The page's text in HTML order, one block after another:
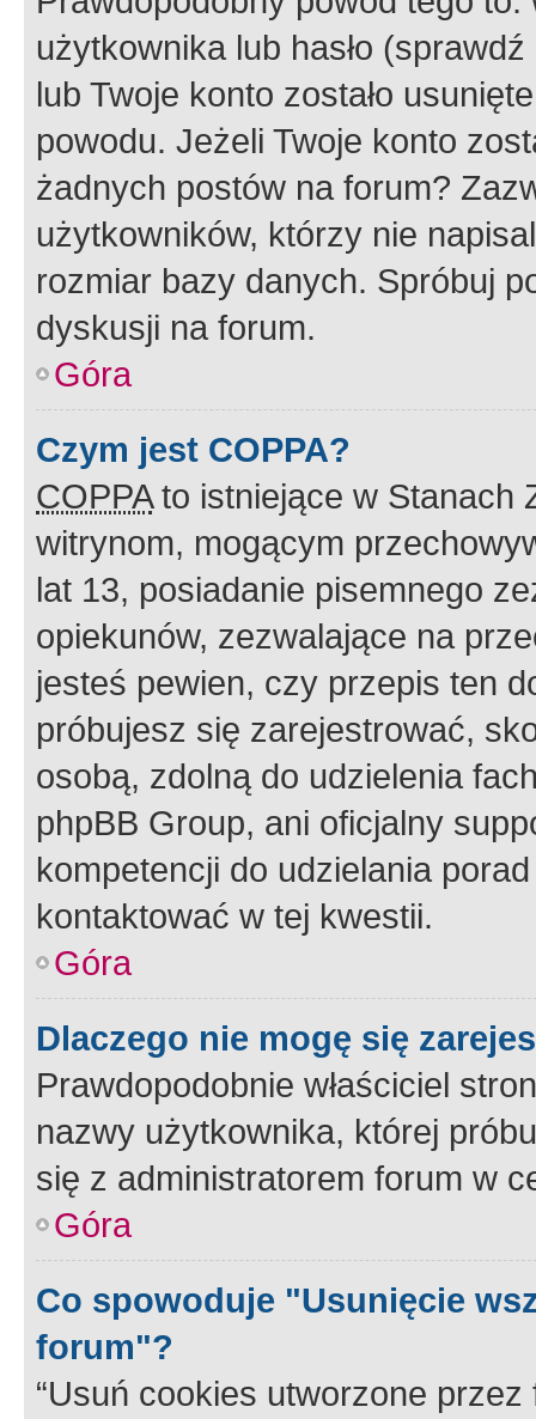
użytkownika lub hasło
lub Twoje konto zostało
powodu. Jeżeli Twoje konto
żadnych postów na forum?
użytkowników, którzy nie
rozmiar bazy danych. Spróbuj
dyskusji na forum.
Góra
Czym jest COPPA?
COPPAto istniejące w Stanach
witrynom, mogącym
lat 13, posiadanie pisemnego
opiekunów, zezwalające na
jesteś pewien, czy przepis ten
próbujesz się zarejestrować,
osobą, zdolną do udzielenia
phpBB Group, ani oficjalny
kompetencji do udzielania
kontaktować w tej kwestii.
Góra
Dlaczego nie mogę się
Prawdopodobnie właściciel
nazwy użytkownika, której
się z administratorem forum w
Góra
Co spowoduje "Usunięcie
forum"?
“Usuń cookies utworzone